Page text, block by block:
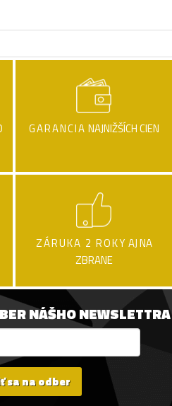
GARANCIA NAJNIŽŠÍCH CIEN
ZÁRUKA 2 ROKY AJ NA
ZBRANE
NÁŠHO NEWSLETTRA
sa na odber